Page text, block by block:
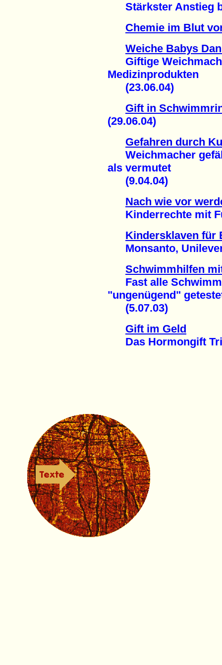
Stärkster Anstieg
Chemie im Blut
Weiche Babys
Giftige
Medizinprodukten
(23.06.04)
Gift in
(29.06.04)
Gefahren durch
Weichmacher
als vermutet
(9.04.04)
Nach wie vor
Kinderrechte mit
Kindersklaven für
Monsanto, Unilever
Schwimmhilfen
Fast alle
"ungenügend"
(5.07.03)
Gift im Geld
Das Hormongift